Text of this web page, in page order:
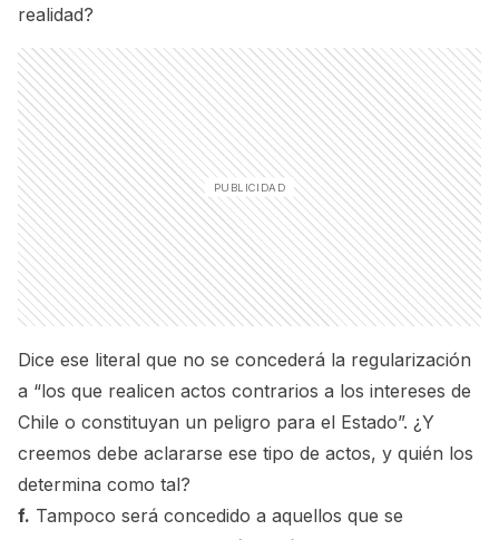
realidad?
Dice ese literal que no se concederá la regularización
a “los que realicen actos contrarios a los intereses de
Chile o constituyan un peligro para el Estado”. ¿Y
creemos debe aclararse ese tipo de actos, y quién los
determina como tal?
f. Tampoco será concedido a aquellos que se